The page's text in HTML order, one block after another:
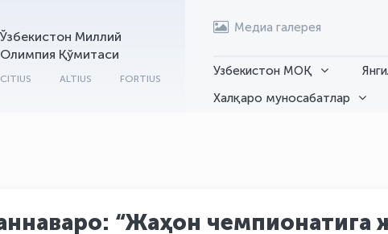
Ўзбекистон Миллий
Олимпия Қўмитаси
CITIUS ALTIUS FORTIUS
Медиа галерея
Узбекистон МОҚ
Халқаро муносабатлар
“Жаҳон чемпионатига